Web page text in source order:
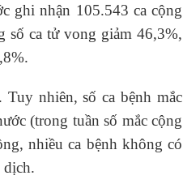
ghi nhận 105.543 ca cộng
số ca tử vong giảm 46,3%,
nhiên, số ca bệnh mắc
(trong tuần số mắc cộng
nhiều ca bệnh không có
dịch.